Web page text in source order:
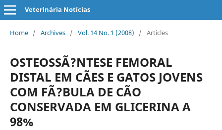
Veterinária Notícias
Home / Archives / Vol. 14 No. 1 (2008) / Articles
OSTEOSSÃ?NTESE FEMORAL
DISTAL EM CÃES E GATOS JOVENS
COM FÃ?BULA DE CÃO
CONSERVADA EM GLICERINA A
98%